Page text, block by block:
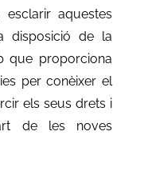
aquestes
disposició de la
que proporciona
per conèixer el
els seus drets i
de les noves